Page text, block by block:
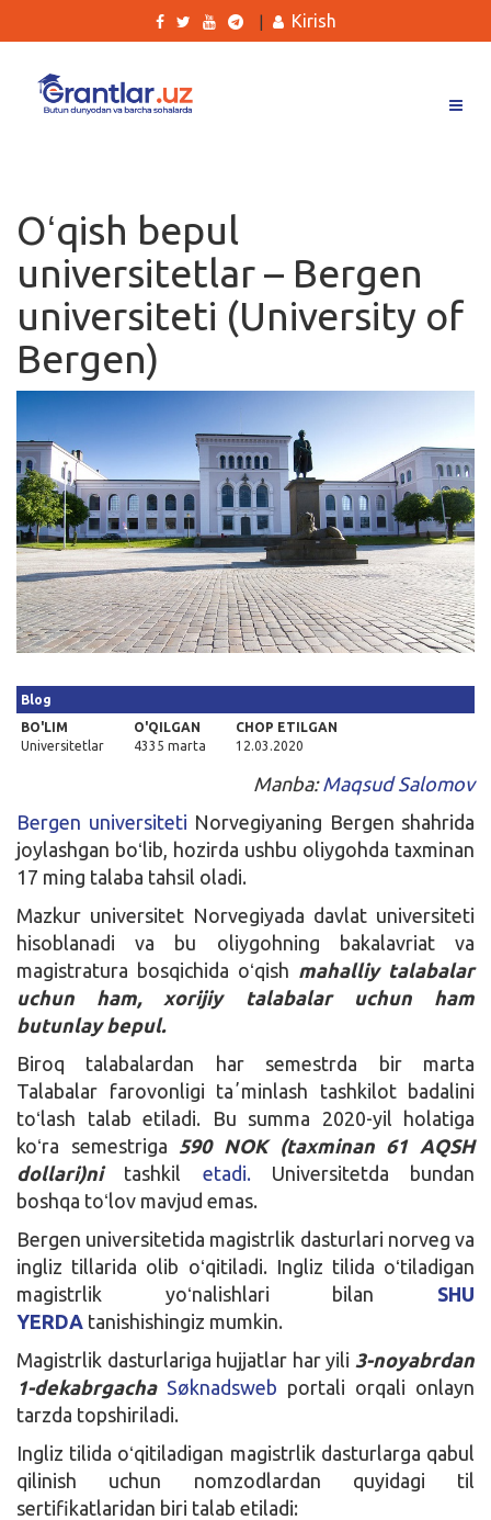
Ishlar
Kurslar
Blog
Yana
Qidirish
Kirish
Kirish
Oʻqish bepul
universitetlar – Bergen
universiteti (University of
Bergen)
Blog
BO'LIM
Universitetlar
O'QILGAN
4335 marta
CHOP ETILGAN
12.03.2020
Manba: Maqsud Salomov
Bergen universiteti Norvegiyaning Bergen shahrida
joylashgan boʻlib, hozirda ushbu oliygohda taxminan
17 ming talaba tahsil oladi.
Mazkur universitet Norvegiyada davlat universiteti
hisoblanadi va bu oliygohning bakalavriat va
magistratura bosqichida oʻqish mahalliy talabalar
uchun ham, xorijiy talabalar uchun ham
butunlay bepul.
Biroq talabalardan har semestrda bir marta
Talabalar farovonligi taʼminlash tashkilot badalini
toʻlash talab etiladi. Bu summa 2020-yil holatiga
koʻra semestriga 590 NOK (taxminan 61 AQSH
dollari)ni
tashkil etadi. Universitetda bundan
boshqa toʻlov mavjud emas.
Bergen universitetida magistrlik dasturlari norveg va
ingliz tillarida olib oʻqitiladi. Ingliz tilida oʻtiladigan
magistrlik yoʻnalishlari bilan SHU
YERDA tanishishingiz mumkin.
Magistrlik dasturlariga hujjatlar har yili 3-noyabrdan
1-dekabrgacha Søknadsweb portali orqali onlayn
tarzda topshiriladi.
Ingliz tilida oʻqitiladigan magistrlik dasturlarga qabul
qilinish uchun nomzodlardan quyidagi til
sertifikatlaridan biri talab etiladi: